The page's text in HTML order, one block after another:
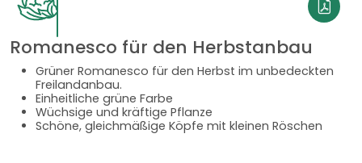
Romanesco für den Herbstanbau
Grüner Romanesco für den Herbst im unbedeckten
Freilandanbau.
Einheitliche grüne Farbe
Wüchsige und kräftige Pflanze
Schöne, gleichmäßige Köpfe mit kleinen Röschen